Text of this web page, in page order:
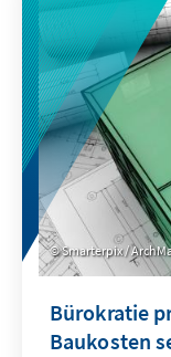
als Quasi-
ihre
Ergebnisse
Smarterpix /
Bürokratie
Baukosten